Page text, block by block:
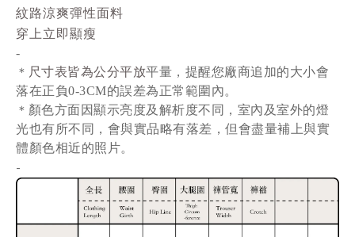
紋路涼爽彈性面料
穿上立即顯瘦
-
＊ 尺寸表皆為公分平放平量 ，提醒您廠商追加的大小會
落在正負0-3CM的誤差為正常範圍內。
＊ 顏色方面因顯示亮度及解析度不同，室內及室外的燈
光也有所不同，會與實品略有落差，但會盡量補上與實
體顏色相近的照片。
-